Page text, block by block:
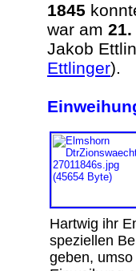
1845
war am
Jakob
Ettlinger
Hartwig ihr
speziellen
geben,